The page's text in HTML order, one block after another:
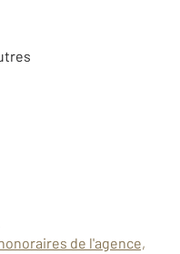
de l'agence,